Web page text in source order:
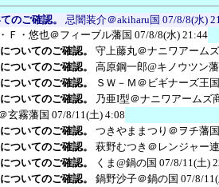
のご確認。 忌闇装介＠akiharu国 07/8/8(水)
Ｆ・悠也＠フィーブル藩国 07/8/8(水) 21:44
ついてのご確認。
守上藤丸＠ナニワアーム
ついてのご確認。
高原鋼一郎@キノウツン
ついてのご確認。
ＳＷ－Ｍ＠ビギナーズ王国
ついてのご確認。
乃亜I型＠ナニワアームズ
玄霧藩国 07/8/11(土) 4:08
ついてのご確認。
つきやままつり＠ヲチ藩国
ついてのご確認。
萩野むつき＠レンジャー
ついてのご確認。
くま@鍋の国 07/8/11(土)
ついてのご確認。
鍋野沙子＠鍋の国 07/8/